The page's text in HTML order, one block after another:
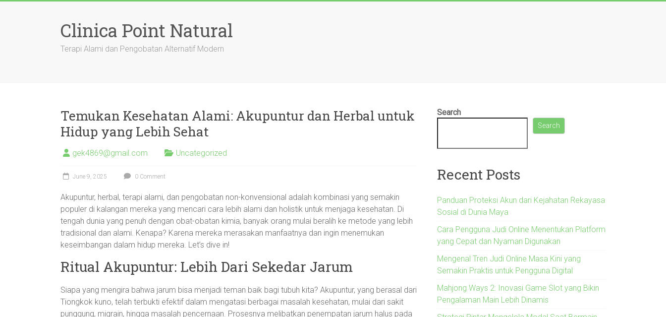
Clinica Point Natural
Terapi Alami dan Pengobatan Alternatif Modern
Temukan Kesehatan Alami: Akupuntur dan Herbal untuk
Hidup yang Lebih Sehat
gek4869@gmail.com Uncategorized
June 9, 2025 0 Comment
Akupuntur, herbal, terapi alami, dan pengobatan non-konvensional adalah kombinasi yang semakin
populer di kalangan mereka yang mencari cara lebih alami dan holistik untuk menjaga kesehatan. Di
tengah dunia yang penuh dengan obat-obatan kimia, banyak orang mulai beralih ke metode yang lebih
tradisional dan alami. Kenapa? Karena mereka merasakan manfaatnya dan ingin menemukan
keseimbangan dalam hidup mereka. Let’s dive in!
Ritual Akupuntur: Lebih Dari Sekedar Jarum
Siapa yang mengira bahwa jarum bisa menjadi teman baik bagi tubuh kita? Akupuntur, yang berasal dari
Tiongkok kuno, telah terbukti efektif dalam mengatasi berbagai masalah kesehatan, mulai dari sakit
punggung, migrain, hingga masalah pencernaan. Prosesnya melibatkan penempatan jarum halus pada
Search
Search
Recent Posts
Panduan Proteksi Akun dari Kejahatan Rekayasa
Sosial di Dunia Maya
Cara Pengguna Judi Online Menentukan Platform
yang Cepat dan Nyaman Digunakan
Mengenal Tren Judi Online Masa Kini yang
Semakin Praktis untuk Pengguna Digital
Mahjong Ways 2: Inovasi Game Slot yang Bikin
Pengalaman Main Lebih Dinamis